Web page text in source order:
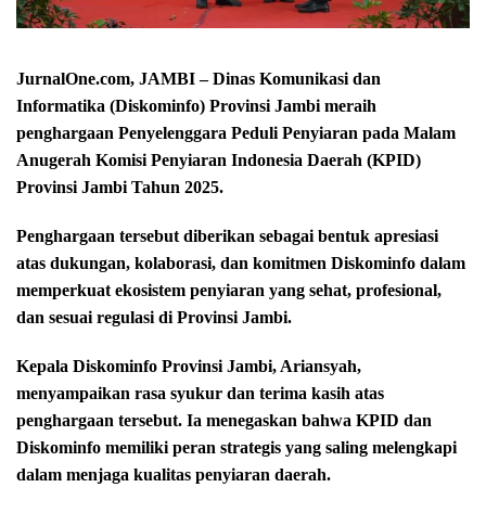
JurnalOne.com, JAMBI – Dinas Komunikasi dan
Informatika (Diskominfo) Provinsi Jambi meraih
penghargaan Penyelenggara Peduli Penyiaran pada Malam
Anugerah Komisi Penyiaran Indonesia Daerah (KPID)
Provinsi Jambi Tahun 2025.
Penghargaan tersebut diberikan sebagai bentuk apresiasi
atas dukungan, kolaborasi, dan komitmen Diskominfo dalam
memperkuat ekosistem penyiaran yang sehat, profesional,
dan sesuai regulasi di Provinsi Jambi.
Kepala Diskominfo Provinsi Jambi, Ariansyah,
menyampaikan rasa syukur dan terima kasih atas
penghargaan tersebut. Ia menegaskan bahwa KPID dan
Diskominfo memiliki peran strategis yang saling melengkapi
dalam menjaga kualitas penyiaran daerah.